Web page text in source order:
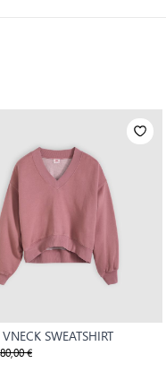
SWEATSHIRT
80,00 €